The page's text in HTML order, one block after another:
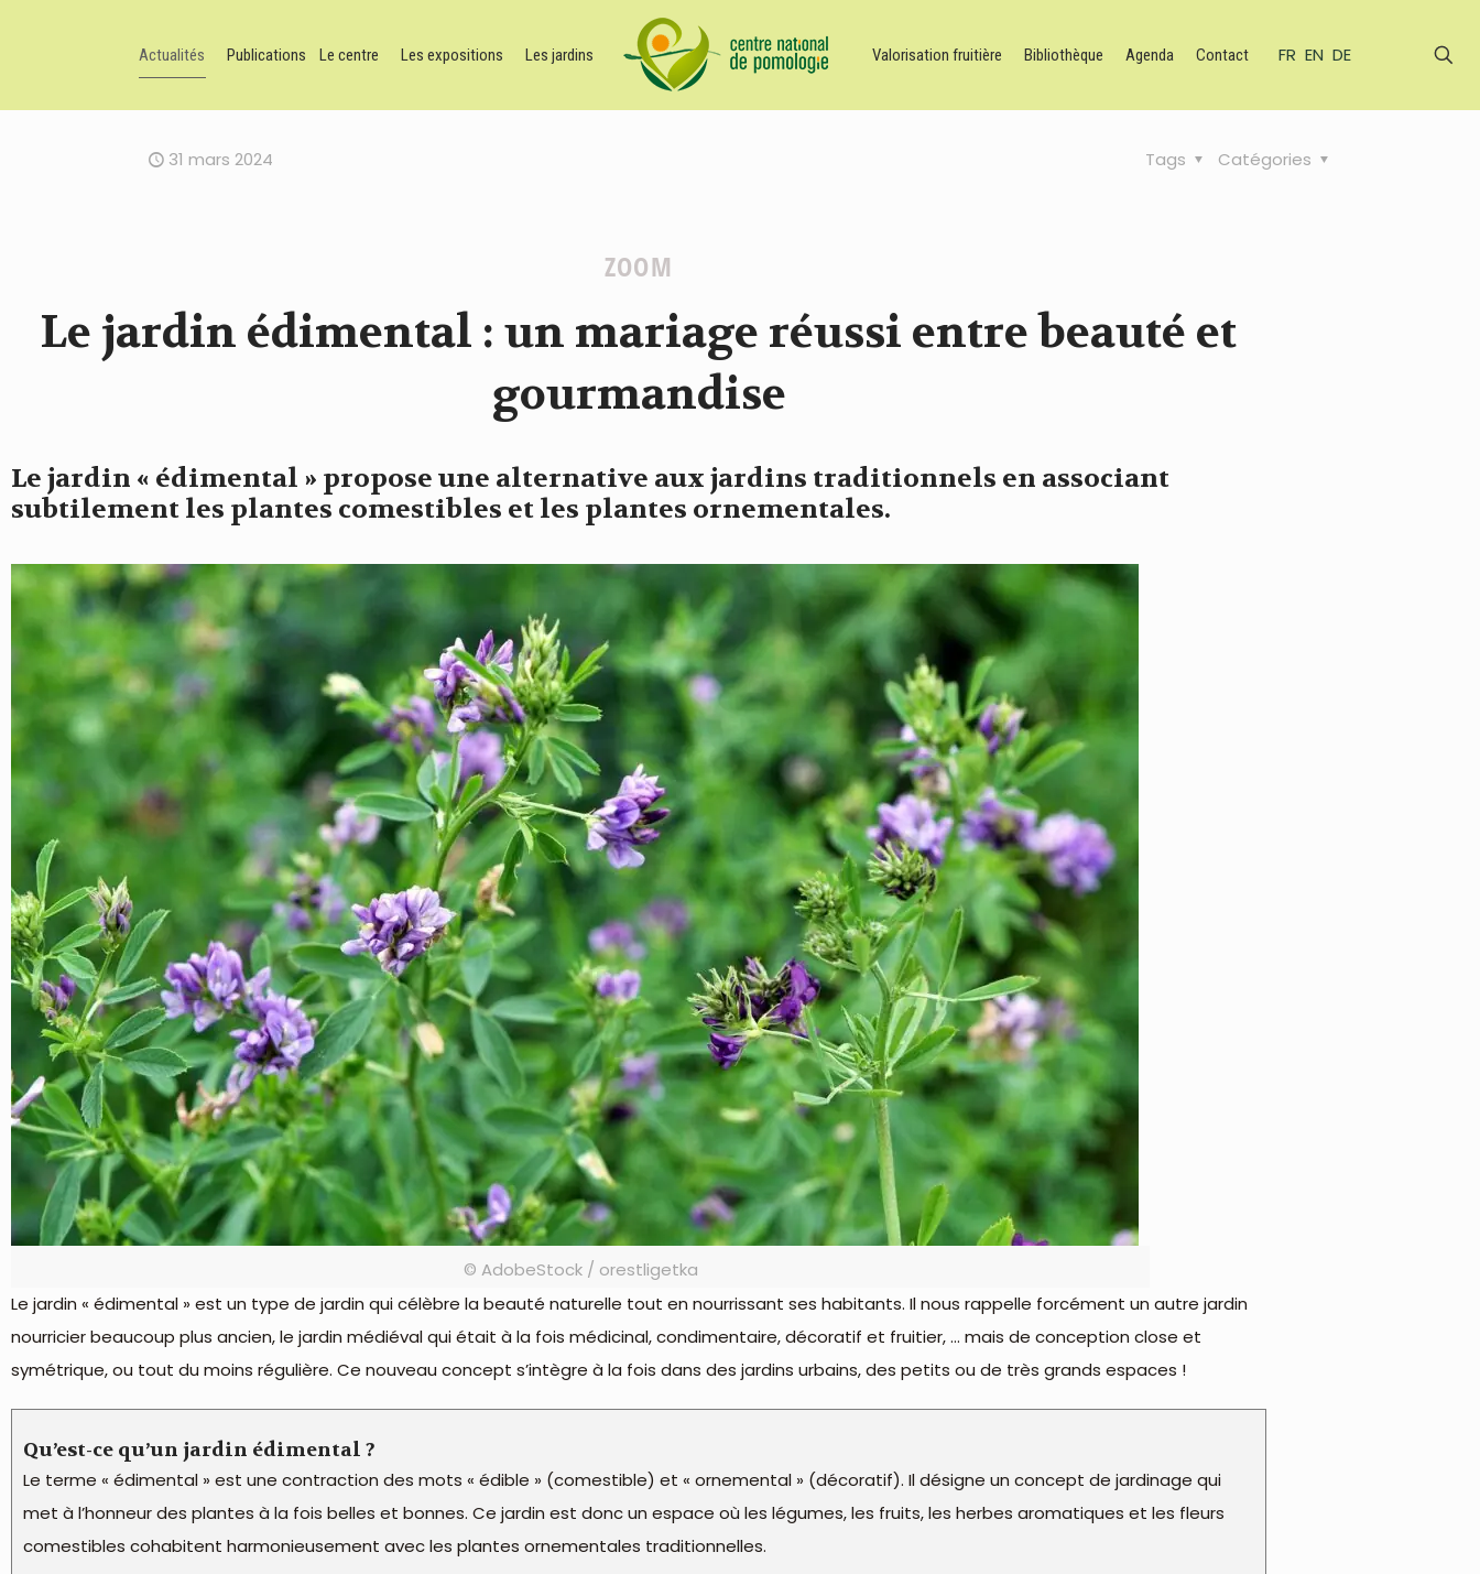
Actualités Publications Le centre Les expositions Les jardins Valorisation fruitière Bibliothèque Agenda Contact FR EN DE
31 mars 2024 Catégories
Tags
ZOOM
Le jardin édimental : un mariage réussi entre beauté et
gourmandise
Le jardin « édimental » propose une alternative aux jardins traditionnels en associant
subtilement les plantes comestibles et les plantes ornementales.
© AdobeStock / orestligetka
Le jardin « édimental » est un type de jardin qui célèbre la beauté naturelle tout en nourrissant ses habitants. Il nous rappelle forcément un autre jardin
nourricier beaucoup plus ancien, le jardin médiéval qui était à la fois médicinal, condimentaire, décoratif et fruitier, … mais de conception close et
symétrique, ou tout du moins régulière. Ce nouveau concept s’intègre à la fois dans des jardins urbains, des petits ou de très grands espaces !
Qu’est-ce qu’un jardin édimental ?
Le terme « édimental » est une contraction des mots « édible » (comestible) et « ornemental » (décoratif). Il désigne un concept de jardinage qui
met à l’honneur des plantes à la fois belles et bonnes. Ce jardin est donc un espace où les légumes, les fruits, les herbes aromatiques et les fleurs
comestibles cohabitent harmonieusement avec les plantes ornementales traditionnelles.